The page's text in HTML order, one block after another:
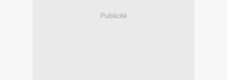
Publicité